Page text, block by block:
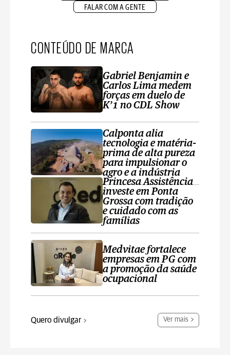
FALAR COM A GENTE
CONTEÚDO DE MARCA
Gabriel Benjamin e
Carlos Lima medem
forças em duelo de
K’1 no CDL Show
Calponta alia
tecnologia e matéria-
prima de alta pureza
para impulsionar o
agro e a indústria
Princesa Assistência
investe em Ponta
Grossa com tradição
e cuidado com as
famílias
Medvitae fortalece
empresas em PG com
a promoção da saúde
ocupacional
Quero divulgar Ver mais